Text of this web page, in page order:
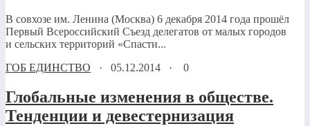
В совхозе им. Ленина (Москва) 6 декабря 2014 года прошёл
Первый Всероссийский Съезд делегатов от малых городов
и сельских территорий «Спасти...
ГОБ ЕДИНСТВО · 05.12.2014 · 0
Глобальные изменения в обществе.
Тенденции и девестернизация